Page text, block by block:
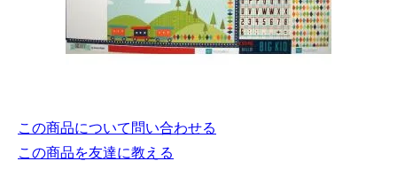
この商品について問い合わせる
この商品を友達に教える